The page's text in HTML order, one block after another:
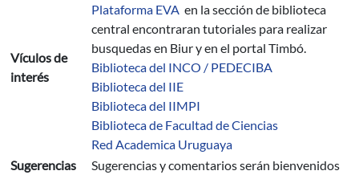
Vículos de
interés
Plataforma EVA en la sección de biblioteca
central encontraran tutoriales para realizar
busquedas en Biur y en el portal Timbó.
Biblioteca del INCO / PEDECIBA
Biblioteca del IIE
Biblioteca del IIMPI
Biblioteca de Facultad de Ciencias
Red Academica Uruguaya
Sugerencias
Sugerencias y comentarios serán bienvenidos